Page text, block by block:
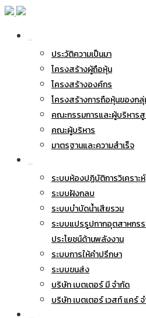
ประวัติความเป็นมา
โครงสร้างผู้ถือหุ้น
โครงสร้างองค์กร
โครงสร้างการถือหุ้นของก
คณะกรรมการและผู้บริหาร
คณะผู้บริหาร
มาตรฐานและความสำเร็จ
ระบบห้องปฏิบัติการวิเคราะห์
ระบบฝังกลบ
ระบบบำบัดน้ำเสียรวม
ระบบแปรรูปกากอุตสาหกร
ประโยชน์ด้านพลังงาน
ระบบการให้คำปรึกษา
ระบบขนส่ง
บริษัท เบตเตอร์ มี จำกัด
บริษัท เบตเตอร์ เวสท์ แคร์